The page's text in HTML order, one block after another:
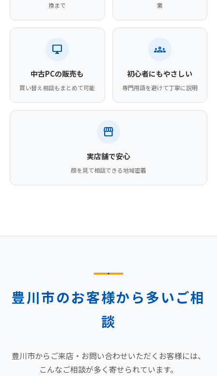
換まで
業
desktop_windows
中古PCの販売も
買い替え相談もまとめて可能
groups
初心者にもやさしい
専門用語を避けて丁寧に説明
storefront
実店舗で安心
顔を見て相談できる地域密着
豊川市のお客様から多いご相
談
豊川市からご来店・お問い合わせいただくお客様には、
こんなご相談が多く寄せられています。